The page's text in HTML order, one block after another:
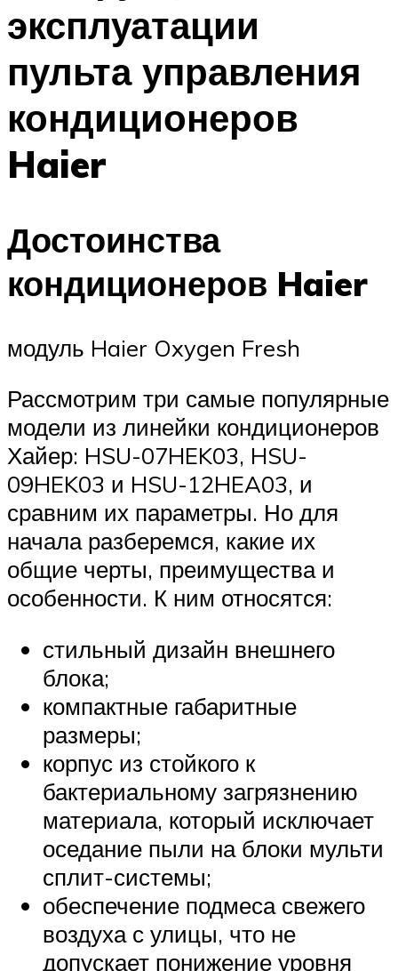
Меню
эксплуатации
пульта управления
кондиционеров
Haier
Достоинства
кондиционеров Haier
модуль Haier Oxygen Fresh
Рассмотрим три самые популярные
модели из линейки кондиционеров
Хайер: HSU-07HEK03, HSU-
09HEK03 и HSU-12HEA03, и
сравним их параметры. Но для
начала разберемся, какие их
общие черты, преимущества и
особенности. К ним относятся:
стильный дизайн внешнего
блока;
компактные габаритные
размеры;
корпус из стойкого к
бактериальному загрязнению
материала, который исключает
оседание пыли на блоки мульти
сплит-системы;
обеспечение подмеса свежего
воздуха с улицы, что не
допускает понижение уровня